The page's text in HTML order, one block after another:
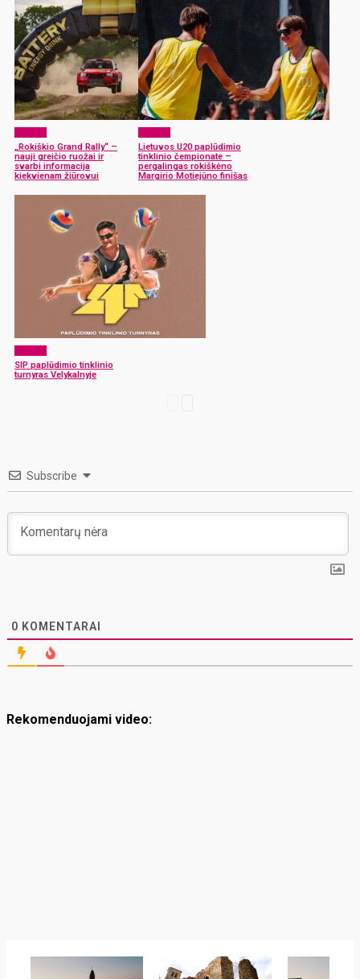
„Rokiškio Grand Rally“ –
nauji greičio ruožai ir
svarbi informacija
kiekvienam žiūrovui
Lietuvos U20 paplūdimio
tinklinio čempionate –
pergalingas rokiškėno
Margirio Motiejūno finišas
SIP paplūdimio tinklinio
turnyras Velykalnyje
Subscribe
0 KOMENTARAI
Rekomenduojami video: